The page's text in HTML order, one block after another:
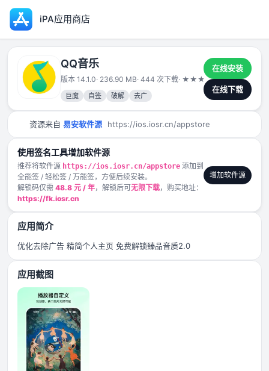
iPA应用商店
QQ音乐
版本 14.1.0· 236.90 MB· 444 次下载· ★ ★ ★ ★★
2025-01-
巨魔
自签 破解 去广
在线安装
在线下载
资源来自 易安软件源 https://ios.iosr.cn/appstore
使用签名工具增加软件源
推荐将软件源 https://ios.iosr.cn/appstore 添加到
全能签 / 轻松签 / 万能签，方便后续安装。
解锁码仅需 48.8 元 / 年，解锁后可无限下载，购买地址：
https://fk.iosr.cn
增加软件源
应用简介
优化去除广告 精简个人主页 免费解锁臻品音质2.0
应用截图